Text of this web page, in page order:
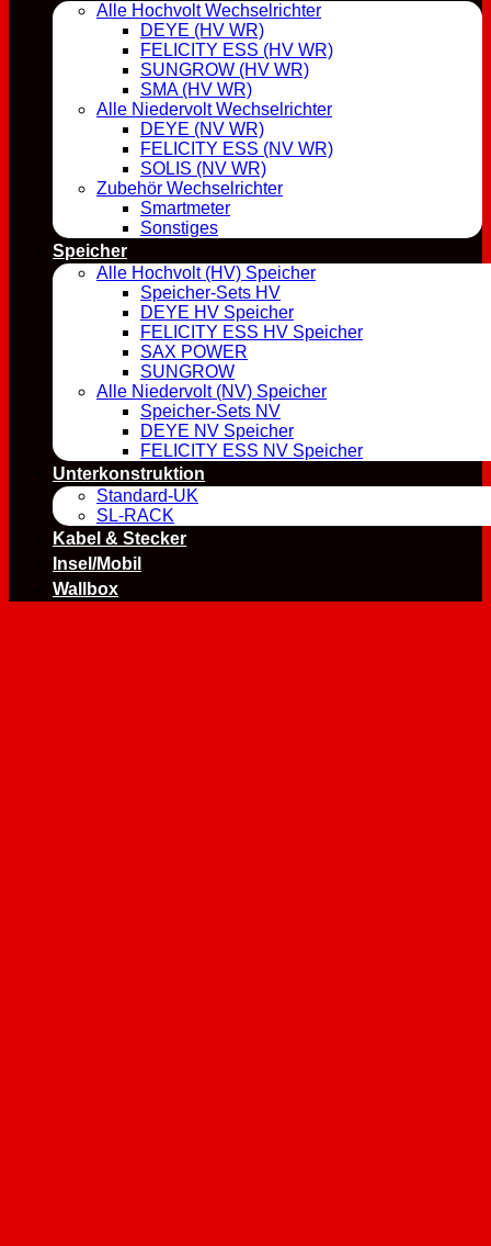
Alle Hochvolt Wechselrichter
DEYE (HV WR)
FELICITY ESS (HV WR)
SUNGROW (HV WR)
SMA (HV WR)
Alle Niedervolt Wechselrichter
DEYE (NV WR)
FELICITY ESS (NV WR)
SOLIS (NV WR)
Zubehör Wechselrichter
Smartmeter
Sonstiges
Speicher
Alle Hochvolt (HV) Speicher
Speicher-Sets HV
DEYE HV Speicher
FELICITY ESS HV Speicher
SAX POWER
SUNGROW
Alle Niedervolt (NV) Speicher
Speicher-Sets NV
DEYE NV Speicher
FELICITY ESS NV Speicher
Unterkonstruktion
Standard-UK
SL-RACK
Kabel & Stecker
Insel/Mobil
Wallbox